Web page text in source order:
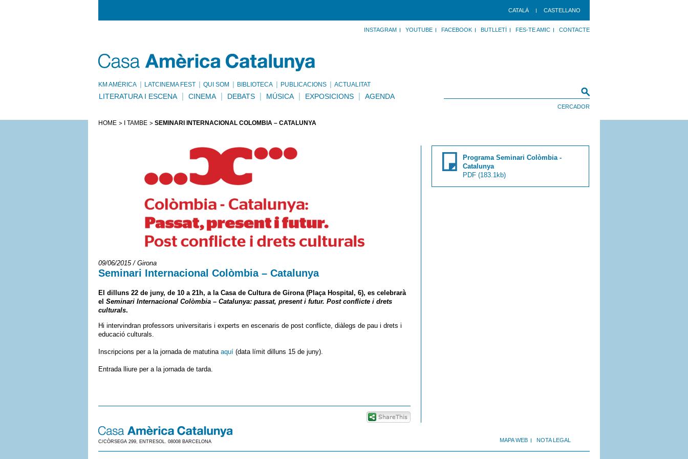
CATALÀ CASTELLANO
INSTAGRAM YOUTUBE FACEBOOK BUTLLETÍ FES-TE AMIC CONTACTE
KM AMÈRICA LATCINEMA FEST QUI SOM BIBLIOTECA PUBLICACIONS ACTUALITAT
LITERATURA I ESCENA CINEMA DEBATS MÚSICA EXPOSICIONS AGENDA
HOME I TAMBÉ SEMINARI INTERNACIONAL COLÒMBIA – CATALUNYA
09/06/2015 / Girona
Seminari Internacional Colòmbia – Catalunya
El dilluns 22 de juny, de 10 a 21h, a la Casa de Cultura de Girona (Plaça Hospital, 6), es celebrarà
el Seminari Internacional Colòmbia – Catalunya: passat, present i futur. Post conflicte i drets
culturals.
Hi intervindran professors universitaris i experts en escenaris de post conflicte, diàlegs de pau i drets i
educació culturals.
Inscripcions per a la jornada de matutina aquí (data límit dilluns 15 de juny).
Entrada lliure per a la jornada de tarda.
Programa Seminari Colòmbia -
Catalunya
PDF (183.1kb)
MAPA WEB NOTA LEGAL
C/CÒRSEGA 299, ENTRESOL. 08008 BARCELONA